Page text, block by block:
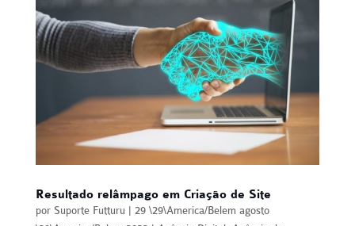
Resultado relâmpago em Criação de Site
por Suporte Futturu| 29 \29\America/Belem agosto